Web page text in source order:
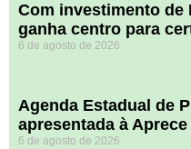
Com investimento de
ganha centro para
6 de agosto de 2026
Agenda Estadual de
apresentada à Aprece
6 de agosto de 2026